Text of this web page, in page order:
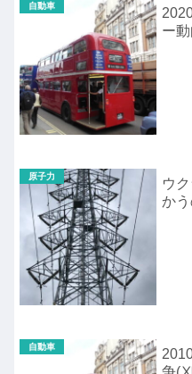
自動車
ー動
原子力
ウ
かう
自動車